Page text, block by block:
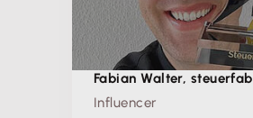
Fabian Walter,
Influencer